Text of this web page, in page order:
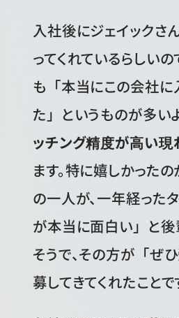
入社後にジェイックさ
ってくれているらしい
も「本当にこの会社に
た」というものが多い
ッチング精度が高い現
ます。特に嬉しかった
の一人が、一年経った
が本当に面白い」と後
そうで、その方が「ぜ
募してきてくれたことで